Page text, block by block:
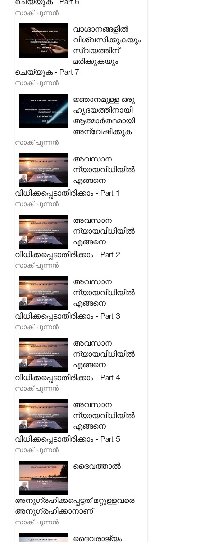
സാക് പുന്നൻ
വാഗ്ദാനങ്ങളിൽ
വിശ്വസിക്കുകയും
സ്വയത്തിന്
മരിക്കുകയും
ചെയ്യുക - Part 7
സാക് പുന്നൻ
ജ്ഞാനമുള്ള ഒരു
ഹൃദയത്തിനായി
ആത്മാർത്ഥമായി
അന്വേഷിക്കുക
സാക് പുന്നൻ
അവസാന
ന്യായവിധിയിൽ
എങ്ങനെ
വിധിക്കപ്പെടാതിരിക്കാം - Part 1
സാക് പുന്നൻ
അവസാന
ന്യായവിധിയിൽ
എങ്ങനെ
വിധിക്കപ്പെടാതിരിക്കാം - Part 2
സാക് പുന്നൻ
അവസാന
ന്യായവിധിയിൽ
എങ്ങനെ
വിധിക്കപ്പെടാതിരിക്കാം - Part 3
സാക് പുന്നൻ
അവസാന
ന്യായവിധിയിൽ
എങ്ങനെ
വിധിക്കപ്പെടാതിരിക്കാം - Part 4
സാക് പുന്നൻ
അവസാന
ന്യായവിധിയിൽ
എങ്ങനെ
വിധിക്കപ്പെടാതിരിക്കാം - Part 5
സാക് പുന്നൻ
ദൈവത്താൽ
അനുഗ്രഹിക്കപ്പെട്ടത് മറ്റുള്ളവരെ
അനുഗ്രഹിക്കാനാണ്
സാക് പുന്നൻ
ദൈവരാജ്യം